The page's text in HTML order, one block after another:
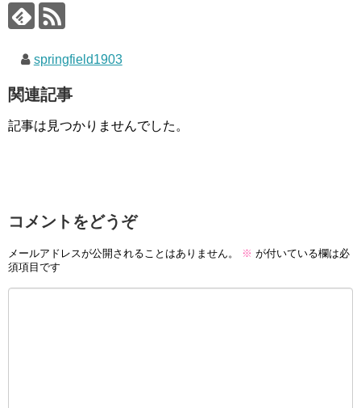
springfield1903
関連記事
記事は見つかりませんでした。
コメントをどうぞ
メールアドレスが公開されることはありません。 ※ が付いている欄は必
須項目です